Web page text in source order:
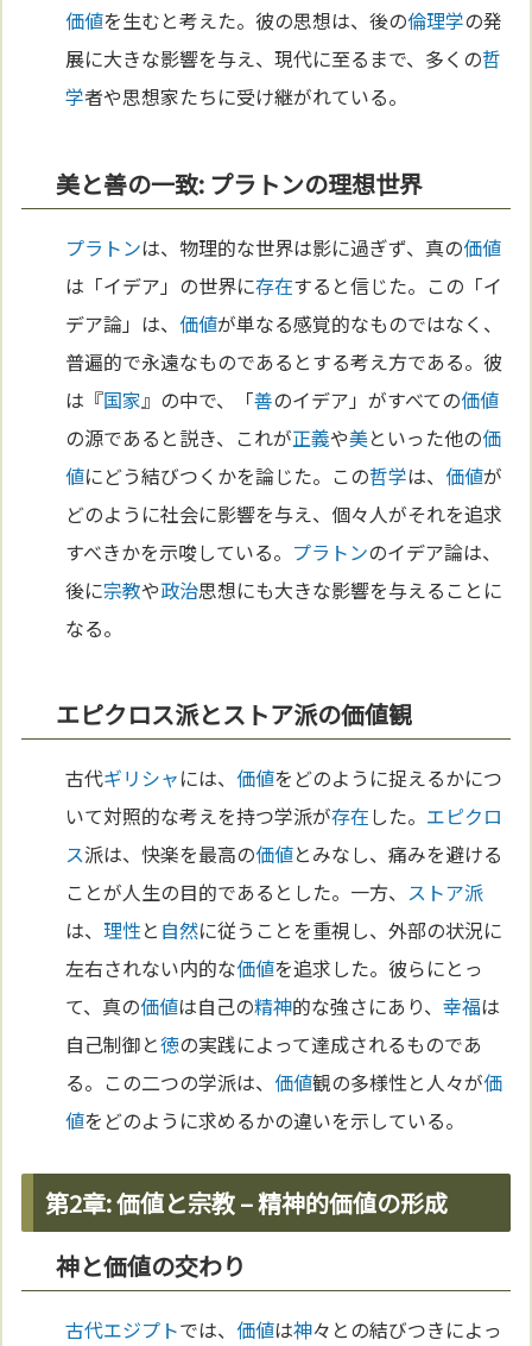
価値を生むと考えた。彼の思想は、後の倫理学の発
展に大きな影響を与え、現代に至るまで、多くの哲
学者や思想家たちに受け継がれている。
美と善の一致: プラトンの理想世界
プラトンは、物理的な世界は影に過ぎず、真の価値
は「イデア」の世界に存在すると信じた。この「イ
デア論」は、 価値が単なる感覚的なものではなく、
普遍的で永遠なものであるとする考え方である。彼
は『国家』の中で、「善のイデア」がすべての価値
の源であると説き、これが正義や美といった他の価
値にどう結びつくかを論じた。この哲学は、 価値が
どのように社会に影響を与え、個々人がそれを追求
すべきかを示唆している。 プラトンのイデア論は、
後に宗教や政治思想にも大きな影響を与えることに
なる。
エピクロス派とストア派の価値観
古代ギリシャには、 価値をどのように捉えるかにつ
いて対照的な考えを持つ学派が存在した。 エピクロ
ス派は、快楽を最高の価値とみなし、痛みを避ける
ことが人生の目的であるとした。一方、 ストア派
は、理性と 自然に従うことを重視し、外部の状況に
左右されない内的な価値を追求した。彼らにとっ
て、真の価値は自己の精神的な強さにあり、幸福は
自己制御と徳の実践によって達成されるものであ
る。この二つの学派は、 価値観の多様性と人々が価
値をどのように求めるかの違いを示している。
第2章: 価値と宗教 – 精神的価値の形成
神と価値の交わり
古代エジプトでは、 価値は神々との結びつきによっ